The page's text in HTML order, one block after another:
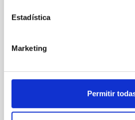
Estadística
Marketing
Permitir
Organismo Autónomo de Museos
septiembre a las 16:30 horas la
ciclo de divulgación científica “Del
Laguna (ULL) y el Instituto de
doctorado del IAC, busca acercar
contados en primera persona por